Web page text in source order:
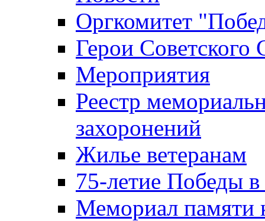
Оргкомитет
Герои Советского
Мероприятия
Реестр
захоронений
Жилье ветеранам
75-летие Победы
Мемориал памяти